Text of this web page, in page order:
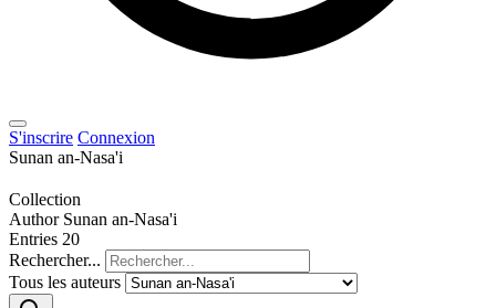
S'inscrire Connexion
Sunan an-Nasa'i
Collection
Author Sunan an-Nasa'i
Entries 20
Rechercher...
Tous les auteurs